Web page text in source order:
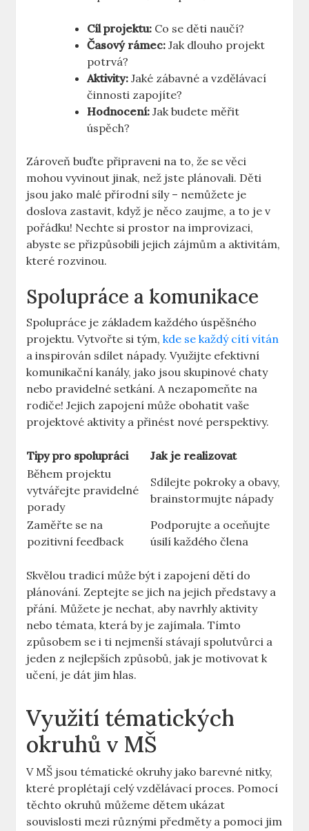
Cíl projektu: Co se děti naučí?
Časový rámec: Jak dlouho projekt
potrvá?
Aktivity: Jaké zábavné a vzdělávací
činnosti zapojíte?
Hodnocení: Jak budete měřit
úspěch?
Zároveň buďte připraveni na to, že se věci
mohou vyvinout jinak, než jste plánovali. Děti
jsou jako malé přírodní síly – nemůžete je
doslova zastavit, když je něco zaujme, a to je v
pořádku! Nechte si prostor na improvizaci,
abyste se přizpůsobili jejich zájmům a aktivitám,
které rozvinou.
Spolupráce a komunikace
Spolupráce je základem každého úspěšného
projektu. Vytvořte si tým,kde se každý cítí vítán
a inspirován sdílet nápady. Využijte efektivní
komunikační kanály, jako jsou skupinové chaty
nebo pravidelné setkání. A nezapomeňte na
rodiče! Jejich zapojení může obohatit vaše
projektové aktivity a přinést nové perspektivy.
Tipy pro spolupráci
Jak je realizovat
Během projektu
vytvářejte pravidelné
porady
Sdílejte pokroky a obavy,
brainstormujte nápady
Zaměřte se na
pozitivní feedback
Podporujte a oceňujte
úsilí každého člena
Skvělou tradicí může být i zapojení dětí do
plánování. Zeptejte se jich na jejich představy a
přání. Můžete je nechat, aby navrhly aktivity
nebo témata, která by je zajímala. Tímto
způsobem se i ti nejmenší stávají spolutvůrci a
jeden z nejlepších způsobů, jak je motivovat k
učení, je dát jim hlas.
Využití tématických
okruhů v MŠ
V MŠ jsou tématické okruhy jako barevné nitky,
které proplétají celý vzdělávací proces. Pomocí
těchto okruhů můžeme dětem ukázat
souvislosti mezi různými předměty a pomoci jim